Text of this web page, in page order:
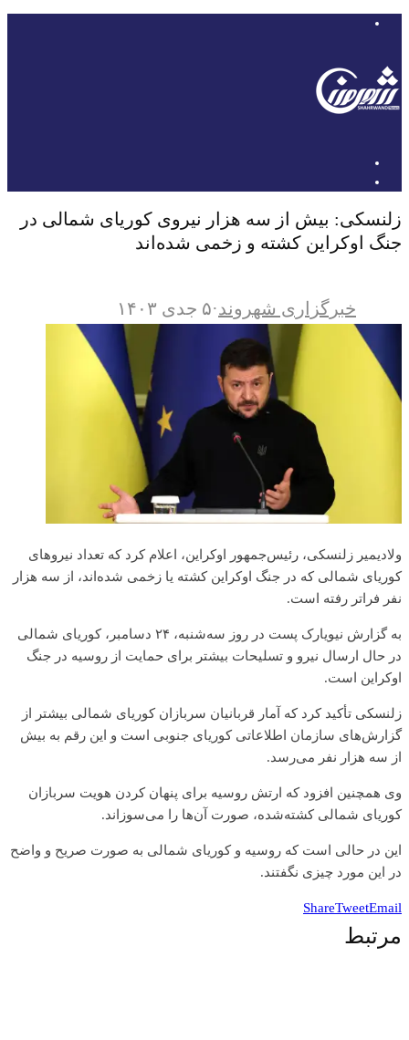
زلنسکی: بیش از سه هزار نیروی کوریای شمالی در
جنگ اوکراین کشته و زخمی شده‌اند
خبرگزاری شهروند·۵ جدی ۱۴۰۳
ولادیمیر زلنسکی، رئیس‌جمهور اوکراین، اعلام کرد که تعداد نیروهای
کوریای شمالی که در جنگ اوکراین کشته یا زخمی شده‌اند، از سه هزار
نفر فراتر رفته است.
به گزارش نیویارک پست در روز سه‌شنبه، ۲۴ دسامبر، کوریای شمالی
در حال ارسال نیرو و تسلیحات بیشتر برای حمایت از روسیه در جنگ
اوکراین است.
زلنسکی تأکید کرد که آمار قربانیان سربازان کوریای شمالی بیشتر از
گزارش‌های سازمان اطلاعاتی کوریای جنوبی است و این رقم به بیش
از سه هزار نفر می‌رسد.
وی همچنین افزود که ارتش روسیه برای پنهان کردن هویت سربازان
کوریای شمالی کشته‌شده، صورت آن‌ها را می‌سوزاند.
این در حالی است که روسیه و کوریای شمالی به صورت صریح و واضح
در این مورد چیزی نگفتند.
ShareTweetEmail
مرتبط